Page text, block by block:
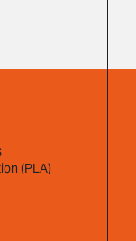
(PLA)